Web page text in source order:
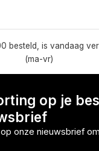
besteld, is vandaag
(ma-vr)
op je
onze nieuwsbrief